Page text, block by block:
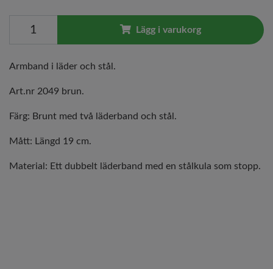
Lägg i varukorg
Armband i läder och stål.
Art.nr 2049 brun.
Färg: Brunt med två läderband och stål.
Mått: Längd 19 cm.
Material: Ett dubbelt läderband med en stålkula som stopp.